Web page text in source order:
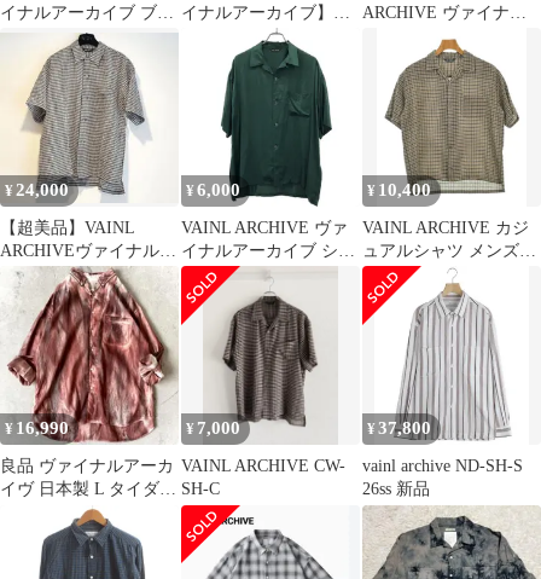
イナルアーカイブ ブロ
ックチェック 長袖
シャツ
イナルアーカイブ】カ
モ柄 シャツ 総柄 2016
ARCHIVE ヴァイナル
アーカイブ 通年★ グレ
ンチェック 長袖 ワイド
シャツ ジャケット
Sz.M メンズ 日本製
¥24,000
【超美品】VAINL
ARCHIVEヴァイナルア
ーカイブ シャツ
¥ 6,000
VAINL ARCHIVE ヴァ
イナルアーカイブ ショ
ートスリーブシルクシ
ャツ 222018 グリーン
M
¥ 10,400
VAINL ARCHIVE カジ
ュアルシャツ メンズ
【古着】【中古】【送
料無料】
¥ 16,990
良品 ヴァイナルアーカ
イヴ 日本製 L タイダイ
むら染め 長袖BDシャ
ツ ワイン
¥ 7,000
VAINL ARCHIVE CW-
SH-C
¥ 37,800
vainl archive ND-SH-S
26ss 新品